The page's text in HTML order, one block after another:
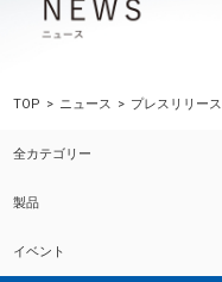
TOP ニュース プレスリリース
全カテゴリー
製品
イベント